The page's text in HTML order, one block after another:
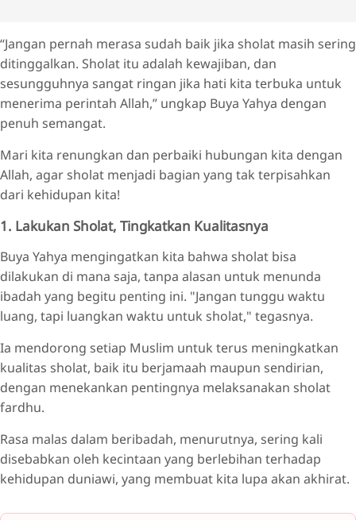
“Jangan pernah merasa sudah baik jika sholat masih sering
ditinggalkan. Sholat itu adalah kewajiban, dan
sesungguhnya sangat ringan jika hati kita terbuka untuk
menerima perintah Allah,” ungkap Buya Yahya dengan
penuh semangat.
Mari kita renungkan dan perbaiki hubungan kita dengan
Allah, agar sholat menjadi bagian yang tak terpisahkan
dari kehidupan kita!
1. Lakukan Sholat, Tingkatkan Kualitasnya
Buya Yahya mengingatkan kita bahwa sholat bisa
dilakukan di mana saja, tanpa alasan untuk menunda
ibadah yang begitu penting ini. "Jangan tunggu waktu
luang, tapi luangkan waktu untuk sholat," tegasnya.
Ia mendorong setiap Muslim untuk terus meningkatkan
kualitas sholat, baik itu berjamaah maupun sendirian,
dengan menekankan pentingnya melaksanakan sholat
fardhu.
Rasa malas dalam beribadah, menurutnya, sering kali
disebabkan oleh kecintaan yang berlebihan terhadap
kehidupan duniawi, yang membuat kita lupa akan akhirat.